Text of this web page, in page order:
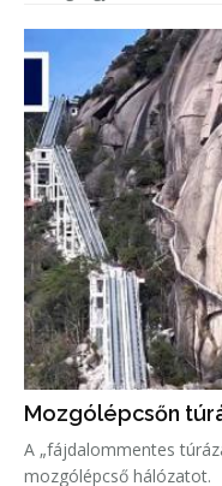
Mozgólépcsőn
A „fájdalommentes
mozgólépcső hálózatot.